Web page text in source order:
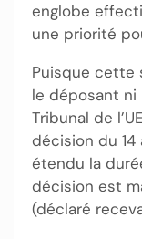
englobe
une priorité
Puisque cette
le déposant ni
Tribunal de
décision du 14
étendu la
décision est
(déclaré